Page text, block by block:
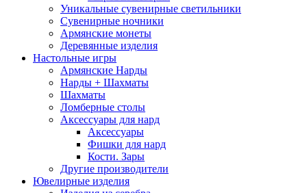
Уникальные сувенирные светильники
Сувенирные ночники
Армянские монеты
Деревянные изделия
Настольные игры
Армянские Нарды
Нарды + Шахматы
Шахматы
Ломберные столы
Аксессуары для нард
Аксессуары
Фишки для нард
Кости. Зары
Другие производители
Ювелирные изделия